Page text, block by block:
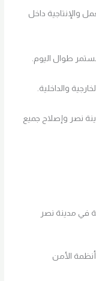
والإنتاجية داخل
طوال اليوم.
والداخلية.
نصر وإصلاح جميع
في مدينة نصر
الأمن